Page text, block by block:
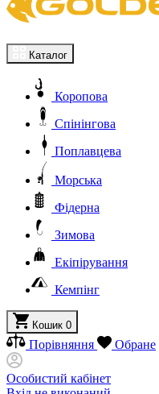
Каталог
Коропова
Спінінгова
Поплавцева
Морська
Фідерна
Зимова
Екіпірування
Кемпінг
Кошик 0
Порівняння Обране
Особистий кабінет